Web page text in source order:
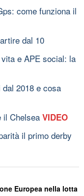
come funziona il
dal 10
e APE social: la
2018 e cosa
il Chelsea VIDEO
il primo derby
Europea nella lotta